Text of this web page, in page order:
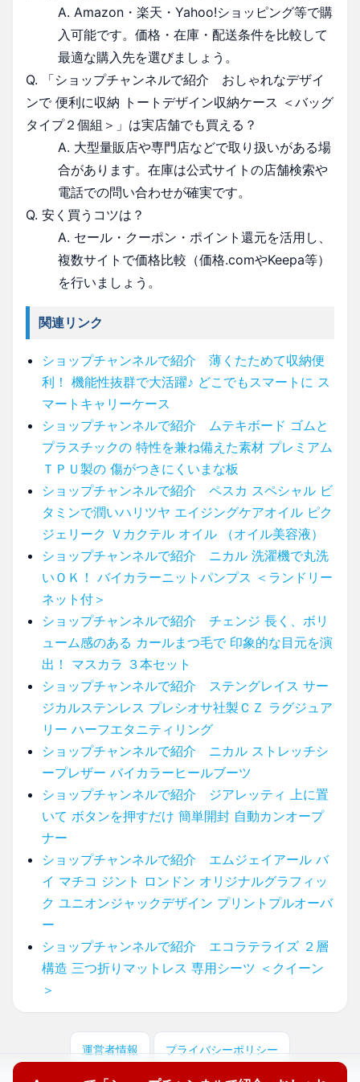
A. Amazon・楽天・Yahoo!ショッピング等で購
入可能です。価格・在庫・配送条件を比較して
最適な購入先を選びましょう。
Q. 「ショップチャンネルで紹介 おしゃれなデザイ
ンで 便利に収納 トートデザイン収納ケース ＜バッグ
タイプ２個組＞」は実店舗でも買える？
A. 大型量販店や専門店などで取り扱いがある場
合があります。在庫は公式サイトの店舗検索や
電話での問い合わせが確実です。
Q. 安く買うコツは？
A. セール・クーポン・ポイント還元を活用し、
複数サイトで価格比較（価格.comやKeepa等）
を行いましょう。
関連リンク
ショップチャンネルで紹介 薄くたためて収納便
利！ 機能性抜群で大活躍♪ どこでもスマートに ス
マートキャリーケース
ショップチャンネルで紹介 ムテキボード ゴムと
プラスチックの 特性を兼ね備えた素材 プレミアム
ＴＰＵ製の 傷がつきにくいまな板
ショップチャンネルで紹介 ペスカ スペシャル ビ
タミンで潤いハリツヤ エイジングケアオイル ピク
ジェリーク Ｖカクテル オイル （オイル美容液）
ショップチャンネルで紹介 ニカル 洗濯機で丸洗
いＯＫ！ バイカラーニットパンプス ＜ランドリー
ネット付＞
ショップチャンネルで紹介 チェンジ 長く、ボリ
ューム感のある カールまつ毛で 印象的な目元を演
出！ マスカラ ３本セット
ショップチャンネルで紹介 ステングレイス サー
ジカルステンレス プレシオサ社製ＣＺ ラグジュア
リー ハーフエタニティリング
ショップチャンネルで紹介 ニカル ストレッチシ
ープレザー バイカラーヒールブーツ
ショップチャンネルで紹介 ジアレッティ 上に置
いて ボタンを押すだけ 簡単開封 自動カンオープ
ナー
ショップチャンネルで紹介 エムジェイアール バ
イ マチコ ジント ロンドン オリジナルグラフィッ
ク ユニオンジャックデザイン プリントプルオーバ
ー
ショップチャンネルで紹介 エコラテライズ ２層
構造 三つ折りマットレス 専用シーツ ＜クイーン
＞
運営者情報 プライバシーポリシー